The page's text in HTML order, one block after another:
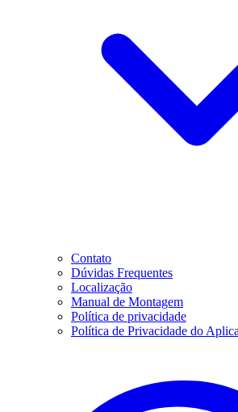
Contato
Dúvidas Frequentes
Localização
Manual de Montagem
Política de privacidade
Política de Privacidade do